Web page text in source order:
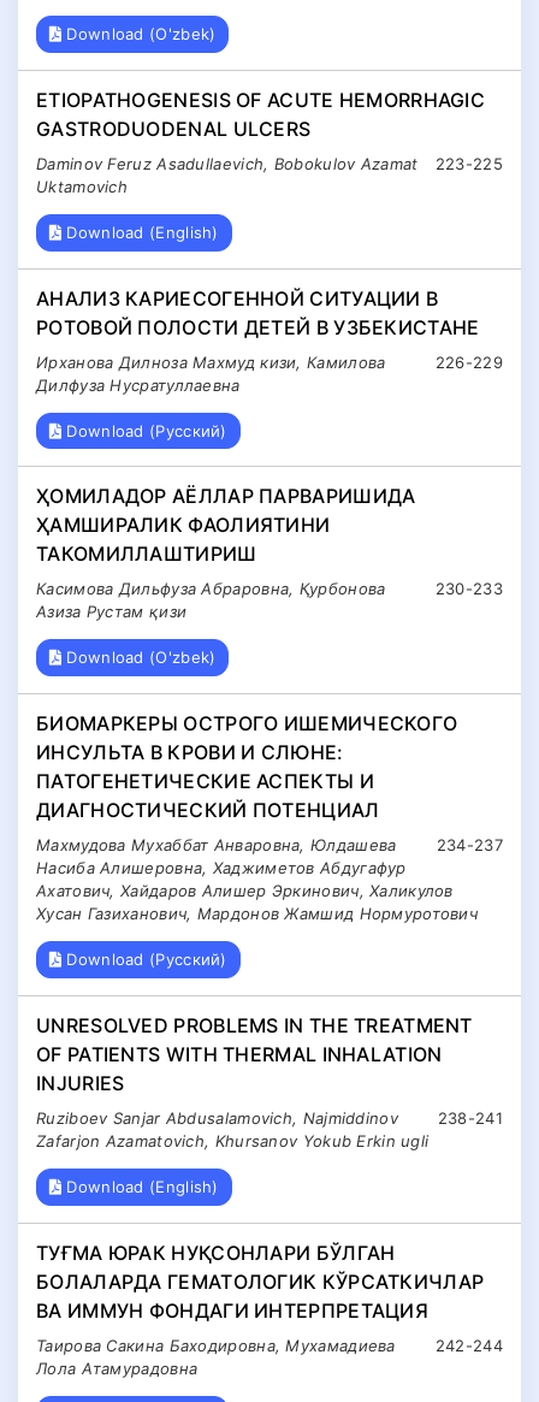
Download (O'zbek)
ETIOPATHOGENESIS OF ACUTE HEMORRHAGIC
GASTRODUODENAL ULCERS
223-225
Daminov Feruz Asadullaevich, Bobokulov Azamat
Uktamovich
Download (English)
АНАЛИЗ КАРИЕСОГЕННОЙ СИТУАЦИИ В
РОТОВОЙ ПОЛОСТИ ДЕТЕЙ В УЗБЕКИСТАНЕ
226-229
Ирханова Дилноза Махмуд кизи, Камилова
Дилфуза Нусратуллаевна
Download (Русский)
ҲОМИЛАДОР АЁЛЛАР ПАРВАРИШИДА
ҲАМШИРАЛИК ФАОЛИЯТИНИ
ТАКОМИЛЛАШТИРИШ
230-233
Касимова Дильфуза Абраровна, Қурбонова
Азиза Рустам қизи
Download (O'zbek)
БИОМАРКЕРЫ ОСТРОГО ИШЕМИЧЕСКОГО
ИНСУЛЬТА В КРОВИ И СЛЮНЕ:
ПАТОГЕНЕТИЧЕСКИЕ АСПЕКТЫ И
ДИАГНОСТИЧЕСКИЙ ПОТЕНЦИАЛ
234-237
Махмудова Мухаббат Анваровна, Юлдашева
Насиба Алишеровна, Хаджиметов Абдугафур
Ахатович, Хайдаров Алишер Эркинович, Халикулов
Хусан Газиханович, Мардонов Жамшид Нормуротович
Download (Русский)
UNRESOLVED PROBLEMS IN THE TREATMENT
OF PATIENTS WITH THERMAL INHALATION
INJURIES
238-241
Ruziboev Sanjar Abdusalamovich, Najmiddinov
Zafarjon Azamatovich, Khursanov Yokub Erkin ugli
Download (English)
ТУҒМА ЮРАК НУҚСОНЛАРИ БЎЛГАН
БОЛАЛАРДА ГЕМАТОЛОГИК КЎРСАТКИЧЛАР
ВА ИММУН ФОНДАГИ ИНТЕРПРЕТАЦИЯ
242-244
Таирова Сакина Баходировна, Мухамадиева
Лола Атамурадовна